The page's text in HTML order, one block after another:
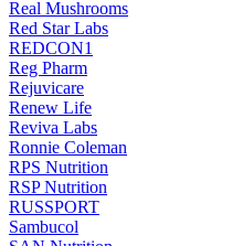
Real Mushrooms
Red Star Labs
REDCON1
Reg Pharm
Rejuvicare
Renew Life
Reviva Labs
Ronnie Coleman
RPS Nutrition
RSP Nutrition
RUSSPORT
Sambucol